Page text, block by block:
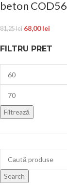
FILTRU PRET
Filtrează
Search
beton COD56
81,25lei 68,00lei